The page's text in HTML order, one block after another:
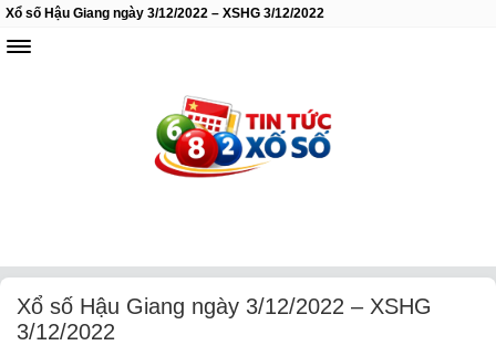
Xổ số Hậu Giang ngày 3/12/2022 – XSHG 3/12/2022
Xổ số Hậu Giang ngày 3/12/2022 – XSHG
3/12/2022